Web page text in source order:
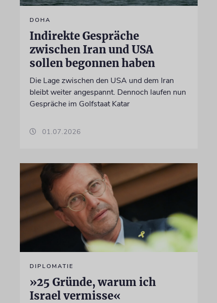
DOHA
Indirekte Gespräche
zwischen Iran und USA
sollen begonnen haben
Die Lage zwischen den USA und dem Iran
bleibt weiter angespannt. Dennoch laufen nun
Gespräche im Golfstaat Katar
01.07.2026
DIPLOMATIE
»25 Gründe, warum ich
Israel vermisse«